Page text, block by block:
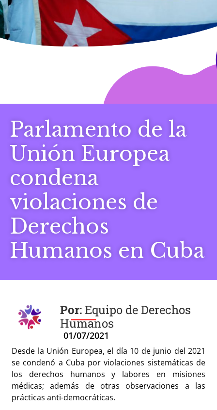
Parlamento de la
Unión Europea
condena
violaciones de
Derechos
Humanos en Cuba
Equipo de Derechos
Humanos
Desde la Unión Europea, el día 10 de junio del 2021
se condenó a Cuba por violaciones sistemáticas de
los derechos humanos y labores en misiones
médicas; además de otras observaciones a las
prácticas anti-democráticas.
01/07/2021